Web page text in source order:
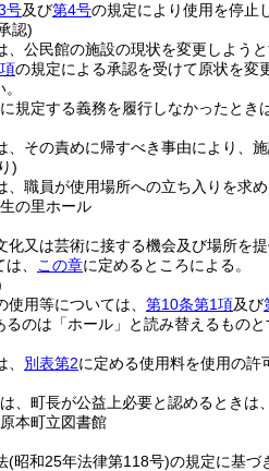
号及び第4号の規定により使用を停止
認)
、公民館の施設の現状を変更しよう
の規定による承認を受けて原状を変
に規定する義務を履行しなかったとき
、その責めに帰すべき事由により、
)
、職員が使用場所への立ち入りを求
の里ホール
化又は芸術に接する機会及び場所を
、
この章に定めるところによる。
使用等については、 第10条第1項及び
るのは「ホール」と読み替えるものと
別表第2に定める使用料を使用の許
、町長が公益上必要と認めるときは
本町立図書館
(昭和25年法律第118号)の規定に基づ